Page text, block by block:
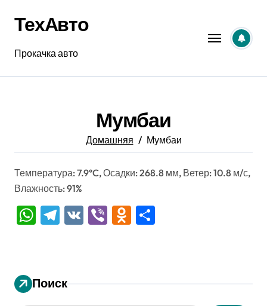
содержанию
ТехАвто
Прокачка авто
Мумбаи
Домашняя Мумбаи
Температура: 7.9°C, Осадки: 268.8 мм, Ветер: 10.8 м/с,
Влажность: 91%
WhatsApp
Telegram
VK ViberOdnoklassniki
Поиск